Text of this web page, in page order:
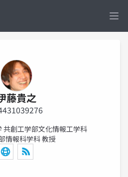
藤貴之
共創工学部文化情報工学科
情報科学科 教授